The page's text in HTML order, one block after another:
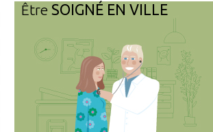
Être SOIGNÉ EN VILLE